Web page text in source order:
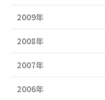
2009年
2008年
2007年
2006年